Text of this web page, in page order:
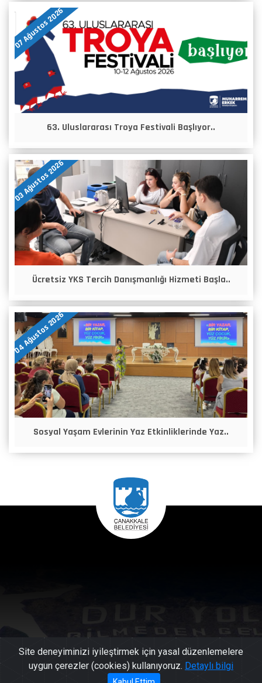
07 Ağustos 2026
63. Uluslararası Troya Festivali Başlıyor..
03 Ağustos 2026
Ücretsiz YKS Tercih Danışmanlığı Hizmeti Başla..
04 Ağustos 2026
Sosyal Yaşam Evlerinin Yaz Etkinliklerinde Yaz..
Site deneyiminizi iyileştirmek için yasal düzenlemelere
uygun çerezler (cookies) kullanıyoruz. Detaylı bilgi